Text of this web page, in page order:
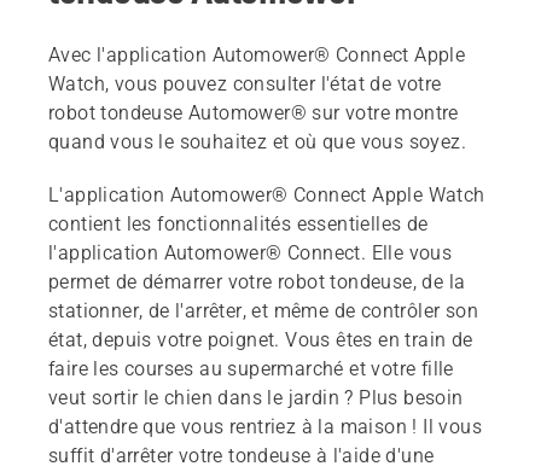
Avec l'application Automower® Connect Apple
Watch, vous pouvez consulter l'état de votre
robot tondeuse Automower® sur votre montre
quand vous le souhaitez et où que vous soyez.
L'application Automower® Connect Apple Watch
contient les fonctionnalités essentielles de
l'application Automower® Connect. Elle vous
permet de démarrer votre robot tondeuse, de la
stationner, de l'arrêter, et même de contrôler son
état, depuis votre poignet. Vous êtes en train de
faire les courses au supermarché et votre fille
veut sortir le chien dans le jardin ? Plus besoin
d'attendre que vous rentriez à la maison ! Il vous
suffit d'arrêter votre tondeuse à l'aide d'une